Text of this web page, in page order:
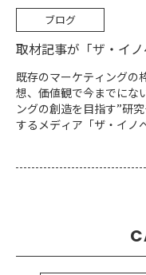
ブログ
取材記事が「ザ・イ
既存のマーケティングの
想、価値観で今までにな
ングの創造を目指す”研
するメディア「ザ・イノ
りを簡潔にまとめてお
覧ください！ ↓↓↓